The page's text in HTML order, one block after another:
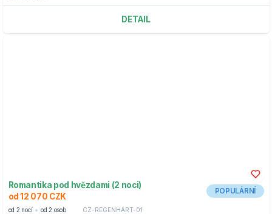
DETAIL
Romantika pod hvězdami (2 noci)
od 12 070 CZK
POPULÁRNÍ
od 2 nocí od 2 osob CZ-REGENHART-01